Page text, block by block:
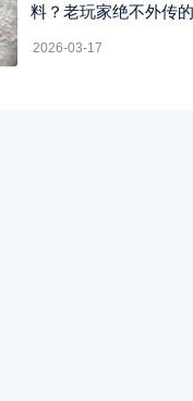
料？老玩家绝不外传
2026-03-17